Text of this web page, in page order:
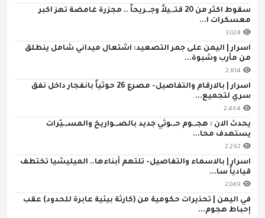
سقوط اكثر من 20 قتـ,ـيلاً وجـ,ـريحاً .. مجزرة غامضة تهز اكبر
معسكرات ا...
3,024
اسرار | اليمن على جمر التصعيد: اشتعال ميداني شامل ينطلق
من مأرب وشبوة...
2,814
اسرار | بالارقام والتفاصيل- مصرع 26 حوثياً بانفجار داخل نفق
سري لتجميع...
2,464
يحدث الان : هجـ,ـوم حـ,ـوثي جديد بالصـ,ـواريخ والمسـ,ـيّرات
يستهدف محا...
2,292
اسرار | بالاسماء والتفاصيل- تلتهم أبناءها.. الميليشيا تختطف
قيادياً سا...
2,049
في اليمن | تحذيرات حكومية من (كارثة بيئية عابرة للحدود) عقب
إحباط هجوم...